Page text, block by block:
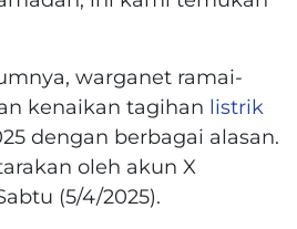
warganet ramai-
kenaikan tagihan listrik
dengan berbagai alasan.
oleh akun X
(5/4/2025).